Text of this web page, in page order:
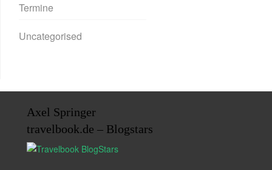
Termine
Uncategorised
Axel Springer
travelbook.de – Blogstars